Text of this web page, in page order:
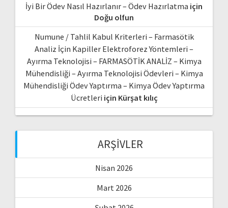
İyi Bir Ödev Nasıl Hazırlanır – Ödev Hazırlatma için
Doğu olfun
Numune / Tahlil Kabul Kriterleri – Farmasötik
Analiz İçin Kapiller Elektroforez Yöntemleri –
Ayırma Teknolojisi – FARMASÖTİK ANALİZ – Kimya
Mühendisliği – Ayırma Teknolojisi Ödevleri – Kimya
Mühendisliği Ödev Yaptırma – Kimya Ödev Yaptırma
Ücretleri için Kürşat kılıç
ARŞIVLER
Nisan 2026
Mart 2026